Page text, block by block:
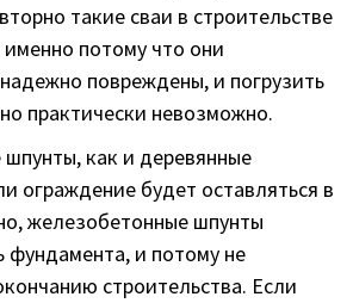
такие сваи в строительстве
потому что они
повреждены, и погрузить
практически невозможно.
как и деревянные
ограждение будет оставляться в
железобетонные шпунты
фундамента, и потому не
строительства. Если